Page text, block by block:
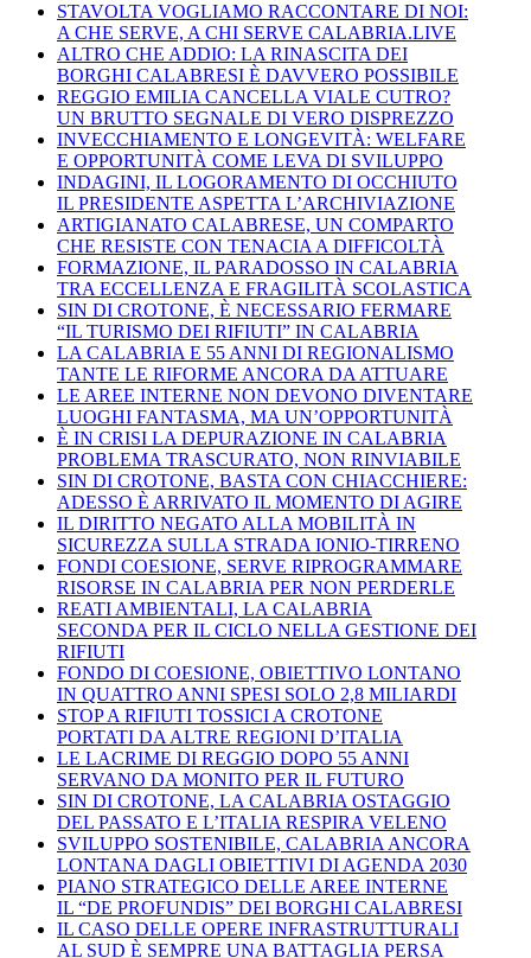
STAVOLTA VOGLIAMO RACCONTARE DI NOI:
A CHE SERVE, A CHI SERVE CALABRIA.LIVE
ALTRO CHE ADDIO: LA RINASCITA DEI
BORGHI CALABRESI È DAVVERO POSSIBILE
REGGIO EMILIA CANCELLA VIALE CUTRO?
UN BRUTTO SEGNALE DI VERO DISPREZZO
INVECCHIAMENTO E LONGEVITÀ: WELFARE
E OPPORTUNITÀ COME LEVA DI SVILUPPO
INDAGINI, IL LOGORAMENTO DI OCCHIUTO
IL PRESIDENTE ASPETTA L’ARCHIVIAZIONE
ARTIGIANATO CALABRESE, UN COMPARTO
CHE RESISTE CON TENACIA A DIFFICOLTÀ
FORMAZIONE, IL PARADOSSO IN CALABRIA
TRA ECCELLENZA E FRAGILITÀ SCOLASTICA
SIN DI CROTONE, È NECESSARIO FERMARE
“IL TURISMO DEI RIFIUTI” IN CALABRIA
LA CALABRIA E 55 ANNI DI REGIONALISMO
TANTE LE RIFORME ANCORA DA ATTUARE
LE AREE INTERNE NON DEVONO DIVENTARE
LUOGHI FANTASMA, MA UN’OPPORTUNITÀ
È IN CRISI LA DEPURAZIONE IN CALABRIA
PROBLEMA TRASCURATO, NON RINVIABILE
SIN DI CROTONE, BASTA CON CHIACCHIERE:
ADESSO È ARRIVATO IL MOMENTO DI AGIRE
IL DIRITTO NEGATO ALLA MOBILITÀ IN
SICUREZZA SULLA STRADA IONIO-TIRRENO
FONDI COESIONE, SERVE RIPROGRAMMARE
RISORSE IN CALABRIA PER NON PERDERLE
REATI AMBIENTALI, LA CALABRIA
SECONDA PER IL CICLO NELLA GESTIONE DEI
RIFIUTI
FONDO DI COESIONE, OBIETTIVO LONTANO
IN QUATTRO ANNI SPESI SOLO 2,8 MILIARDI
STOP A RIFIUTI TOSSICI A CROTONE
PORTATI DA ALTRE REGIONI D’ITALIA
LE LACRIME DI REGGIO DOPO 55 ANNI
SERVANO DA MONITO PER IL FUTURO
SIN DI CROTONE, LA CALABRIA OSTAGGIO
DEL PASSATO E L’ITALIA RESPIRA VELENO
SVILUPPO SOSTENIBILE, CALABRIA ANCORA
LONTANA DAGLI OBIETTIVI DI AGENDA 2030
PIANO STRATEGICO DELLE AREE INTERNE
IL “DE PROFUNDIS” DEI BORGHI CALABRESI
IL CASO DELLE OPERE INFRASTRUTTURALI
AL SUD È SEMPRE UNA BATTAGLIA PERSA